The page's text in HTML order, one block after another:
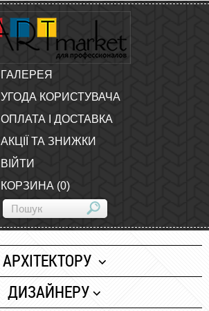
ГАЛЕРЕЯ
УГОДА КОРИСТУВАЧА
ОПЛАТА І ДОСТАВКА
АКЦІЇ ТА ЗНИЖКИ
ВІЙТИ
КОРЗИНА (0)
АРХІТЕКТОРУ
Папір
ДИЗАЙНЕРУ